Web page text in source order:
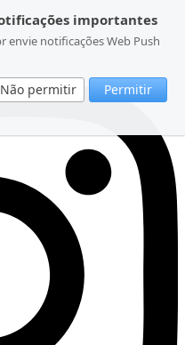
importantes
envie notificações Web Push
Não permitir Permitir